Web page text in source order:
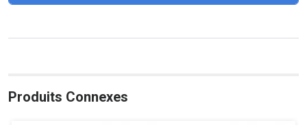
Produits Connexes